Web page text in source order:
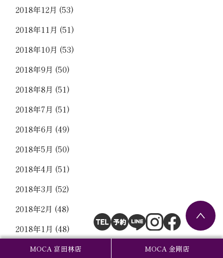
MOCA 富田林店 MOCA 金剛店
2018年12月 (53)
2018年11月 (51)
2018年10月 (53)
2018年9月 (50)
2018年8月 (51)
2018年7月 (51)
2018年6月 (49)
2018年5月 (50)
2018年4月 (51)
2018年3月 (52)
2018年2月 (48)
2018年1月 (48)
2017年12月(53)